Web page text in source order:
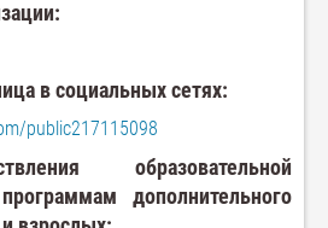
в социальных сетях:
public217115098
образовательной
дополнительного